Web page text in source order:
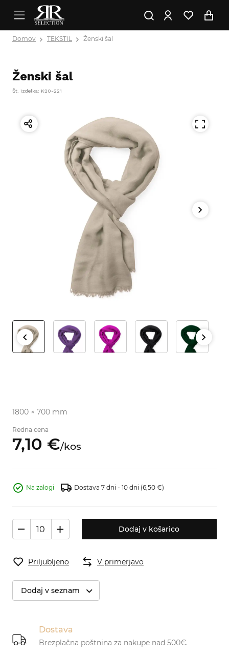
Domov TEKSTIL Ženski šal
Ženski šal
Št. izdelka: K20-221
1800 × 700 mm
Redna cena
7,10 €/kos
Na zalogi Dostava 7 dni - 10 dni (6,50 €)
Dodaj v košarico
Priljubljeno V primerjavo
Dodaj v seznam
Dostava
Brezplačna poštnina za nakupe nad 500€.